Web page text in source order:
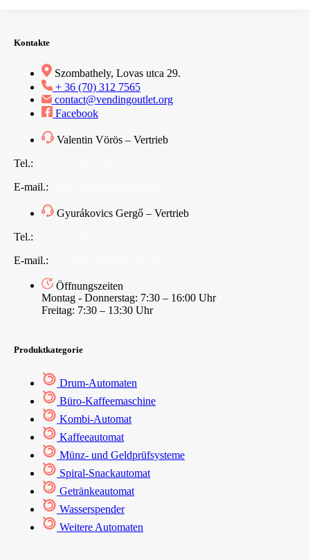
Kontakte
Szombathely, Lovas utca 29.
+ 36 (70) 312 7565
contact@vendingoutlet.org
Facebook
Valentin Vörös – Vertrieb
Tel.:
E-mail.:
Gyurákovics Gergő – Vertrieb
Tel.:
E-mail.:
Öffnungszeiten
Montag - Donnerstag: 7:30 – 16:00 Uhr
Freitag: 7:30 – 13:30 Uhr
Produktkategorie
Drum-Automaten
Büro-Kaffeemaschine
Kombi-Automat
Kaffeeautomat
Münz- und Geldprüfsysteme
Spiral-Snackautomat
Getränkeautomat
Wasserspender
Weitere Automaten